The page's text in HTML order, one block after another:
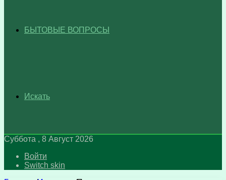
БЫТОВЫЕ ВОПРОСЫ
Искать
Суббота , 8 Август 2026
Войти
Switch skin